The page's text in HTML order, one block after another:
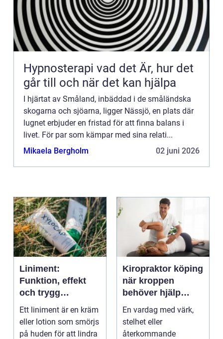
Hypnosterapi vad det Är, hur det
går till och när det kan hjälpa
I hjärtat av Småland, inbäddad i de småländska
skogarna och sjöarna, ligger Nässjö, en plats där
lugnet erbjuder en fristad för att finna balans i
livet. För par som kämpar med sina relati...
Mikaela Bergholm
02 juni 2026
Liniment:
Funktion, effekt
och trygg
användning
Ett liniment är en kräm
eller lotion som smörjs
på huden för att lindra
Kiropraktor köping
när kroppen
behöver hjälp
tillbaka
En vardag med värk,
stelhet eller
återkommande